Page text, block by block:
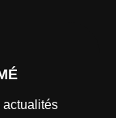
actualités